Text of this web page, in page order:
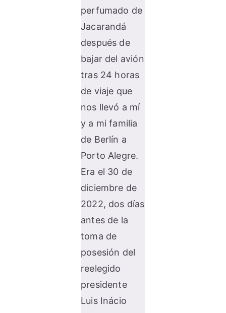
perfumado de
Jacarandá
después de
bajar del avión
tras 24 horas
de viaje que
nos llevó a mí
y a mi familia
de Berlín a
Porto Alegre.
Era el 30 de
diciembre de
2022, dos días
antes de la
toma de
posesión del
reelegido
presidente
Luis Inácio